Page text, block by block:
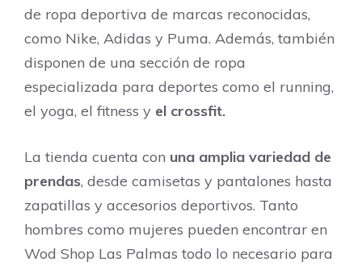
de ropa deportiva de marcas reconocidas,
como Nike, Adidas y Puma. Además, también
disponen de una sección de ropa
especializada para deportes como el running,
el yoga, el fitness y el crossfit.
La tienda cuenta con una amplia variedad de
prendas, desde camisetas y pantalones hasta
zapatillas y accesorios deportivos. Tanto
hombres como mujeres pueden encontrar en
Wod Shop Las Palmas todo lo necesario para